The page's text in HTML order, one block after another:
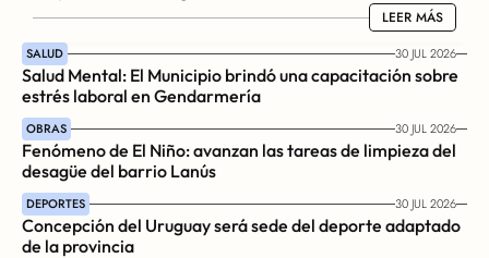
LEER MÁS
LEER MÁS
SALUD 30 JUL 2026
Salud Mental: El Municipio brindó una capacitación sobre
estrés laboral en Gendarmería
OBRAS 30 JUL 2026
Fenómeno de El Niño: avanzan las tareas de limpieza del
desagüe del barrio Lanús
DEPORTES 30 JUL 2026
Concepción del Uruguay será sede del deporte adaptado
de la provincia